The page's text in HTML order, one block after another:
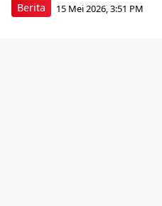
Berita 15 Mei 2026, 3:51 PM